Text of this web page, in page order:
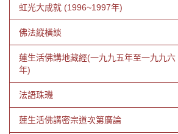
虹光大成就 (1996~1997年)
佛法縱橫談
蓮生活佛講地藏經(一九九五年至一九九六
年)
法語珠璣
蓮生活佛講密宗道次第廣論